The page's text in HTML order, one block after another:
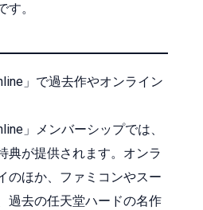
。
」で過去作やオンライン
」メンバーシップでは、
典が提供されます。オンラ
のほか、ファミコンやスー
過去の任天堂ハードの名作